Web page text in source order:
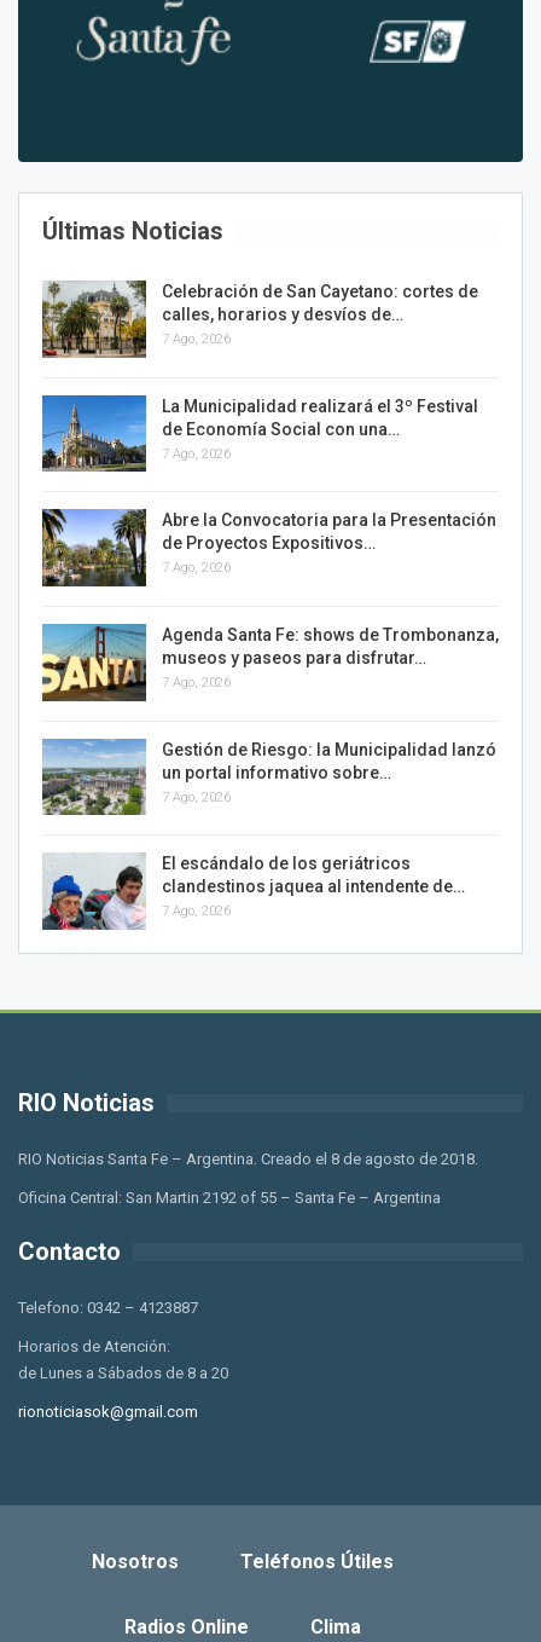
Últimas Noticias
Celebración de San Cayetano: cortes de
calles, horarios y desvíos de…
7 Ago, 2026
La Municipalidad realizará el 3º Festival
de Economía Social con una…
7 Ago, 2026
Abre la Convocatoria para la Presentación
de Proyectos Expositivos…
7 Ago, 2026
Agenda Santa Fe: shows de Trombonanza,
museos y paseos para disfrutar…
7 Ago, 2026
Gestión de Riesgo: la Municipalidad lanzó
un portal informativo sobre…
7 Ago, 2026
El escándalo de los geriátricos
clandestinos jaquea al intendente de…
7 Ago, 2026
RIO Noticias
RIO Noticias Santa Fe – Argentina. Creado el 8 de agosto de 2018.
Oficina Central: San Martin 2192 of 55 – Santa Fe – Argentina
Contacto
Telefono: 0342 – 4123887
Horarios de Atención:
de Lunes a Sábados de 8 a 20
rionoticiasok@gmail.com
Nosotros Teléfonos Útiles
Radios Online Clima